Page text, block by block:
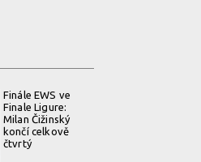
Finále EWS ve
Finale Ligure:
Milan Čižinský
končí celkově
čtvrtý